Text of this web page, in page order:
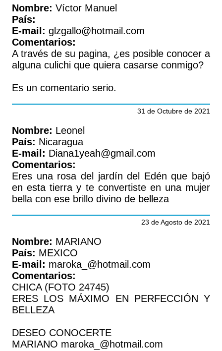
Nombre: Víctor Manuel
País:
E-mail: glzgallo@hotmail.com
Comentarios:
A través de su pagina, ¿es posible conocer a
alguna culichi que quiera casarse conmigo?
Es un comentario serio.
31 de Octubre de 2021
Nombre: Leonel
País: Nicaragua
E-mail: Diana1yeah@gmail.com
Comentarios:
Eres una rosa del jardín del Edén que bajó
en esta tierra y te convertiste en una mujer
bella con ese brillo divino de belleza
23 de Agosto de 2021
Nombre: MARIANO
País: MEXICO
E-mail: maroka_@hotmail.com
Comentarios:
CHICA (FOTO 24745)
ERES LOS MÁXIMO EN PERFECCIÓN Y
BELLEZA
DESEO CONOCERTE
MARIANO maroka_@hotmail.com